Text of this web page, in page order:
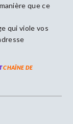
que ce
qui viole vos
CHAÎNE DE